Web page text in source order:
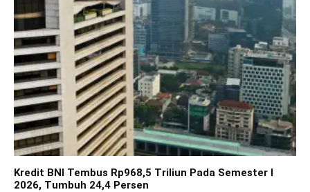
Kredit BNI Tembus Rp968,5 Triliun Pada Semester I
2026, Tumbuh 24,4 Persen